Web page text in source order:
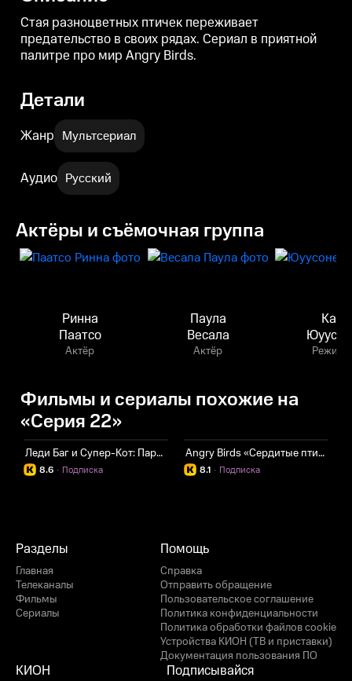
Стая разноцветных птичек переживает
предательство в своих рядах. Cериал в приятной
палитре про мир Angry Birds.
Детали
Жанр Мультсериал
Аудио Русский
Актёры и съёмочная группа
Ринна
Паатсо
Актёр
Паула
Весала
Актёр
Кари
Фильмы и сериалы похожие на
«Серия 22»
Леди Баг и Супер-Кот: Париж
8.6 Подписка
·
Angry Birds «Сердитые птички»
8.1 Подписка
·
Разделы
Главная
Телеканалы
Фильмы
Сериалы
Помощь
Справка
Отправить обращение
Пользовательское соглашение
Политика конфиденциальности
Политика обработки файлов cookie
Устройства КИОН (ТВ и приставки)
Документация пользования ПО
КИОН Подписывайся